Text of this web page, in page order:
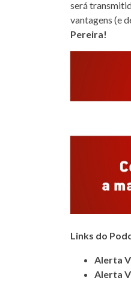
será
vantagens (e
Pereira!
Links do
Alerta
Alerta